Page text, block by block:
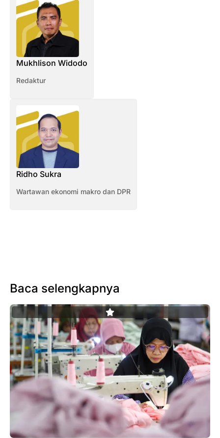
Mukhlison Widodo
Redaktur
Ridho Sukra
Wartawan ekonomi makro dan DPR
Baca selengkapnya